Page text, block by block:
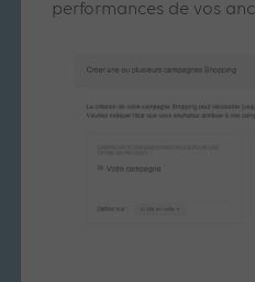
performances de vos